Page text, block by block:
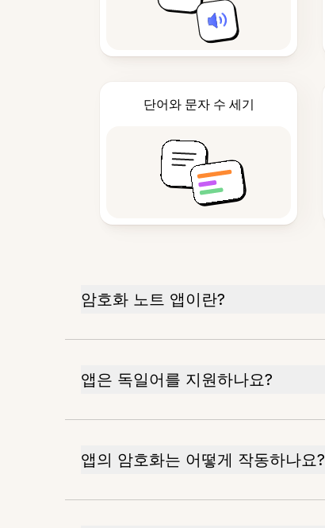
단어와 문자 수 세기
암호화 노트 앱이란?
앱은 독일어를 지원하나요?
앱의 암호화는 어떻게 작동하나요?